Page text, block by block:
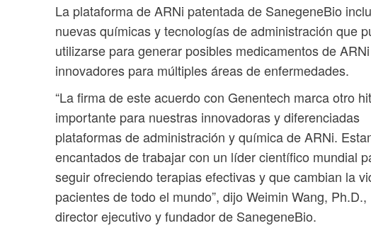
La plataforma de ARNi patentada de SanegeneBio
nuevas químicas y tecnologías de administración que
utilizarse para generar posibles medicamentos de ARNi
innovadores para múltiples áreas de enfermedades.
“La firma de este acuerdo con Genentech marca otro
importante para nuestras innovadoras y diferenciadas
plataformas de administración y química de ARNi.
encantados de trabajar con un líder científico mundial
seguir ofreciendo terapias efectivas y que cambian la
pacientes de todo el mundo”, dijo Weimin Wang, Ph.D.,
director ejecutivo y fundador de SanegeneBio.